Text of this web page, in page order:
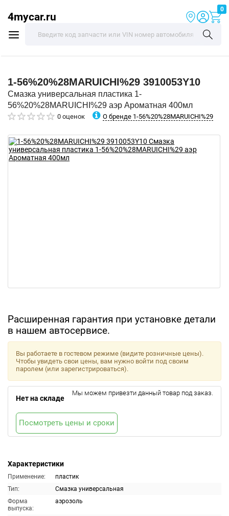
4mycar.ru
0
1-56%20%28MARUICHI%29 3910053Y10
Смазка универсальная пластика 1-
56%20%28MARUICHI%29 аэр Ароматная 400мл
0 оценок О бренде 1-56%20%28MARUICHI%29
Расширенная гарантия при установке детали
в нашем автосервисе.
Характеристики
Применение:
пластик
Тип:
Смазка универсальная
Форма
выпуска:
аэрозоль
Вы работаете в гостевом режиме (видите розничные цены).
Чтобы увидеть свои цены, вам нужно войти под своим
паролем (или зарегистрироваться).
Нет на складе
Мы можем привезти данный товар под заказ.
Посмотреть цены и сроки